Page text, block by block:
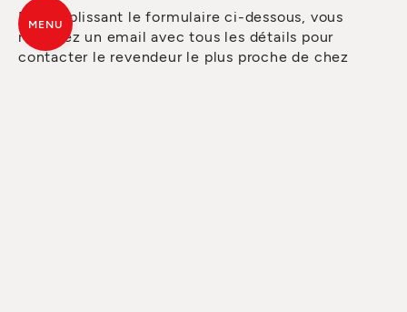
En remplissant le formulaire ci-dessous, vous
recevrez un email avec tous les détails pour
contacter le revendeur le plus proche de chez
MENU